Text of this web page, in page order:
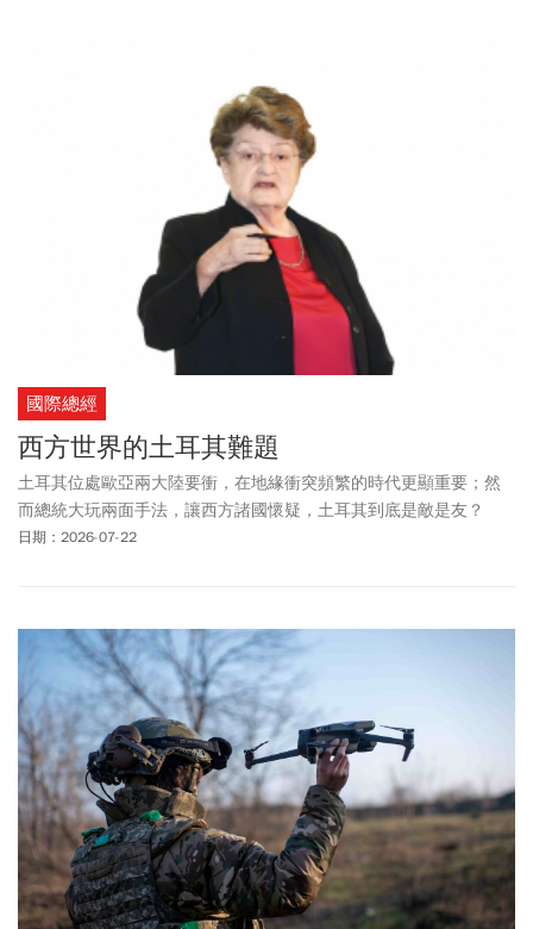
國際總經
西方世界的土耳其難題
土耳其位處歐亞兩大陸要衝，在地緣衝突頻繁的時代更顯重要；然
而總統大玩兩面手法，讓西方諸國懷疑，土耳其到底是敵是友？
日期：2026-07-22